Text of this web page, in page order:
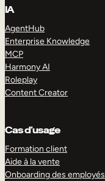
IA
AgentHub
Enterprise Knowledge
MCP
Harmony AI
Roleplay
Content Creator
Cas d’usage
Formation client
Aide à la vente
Onboarding des employés